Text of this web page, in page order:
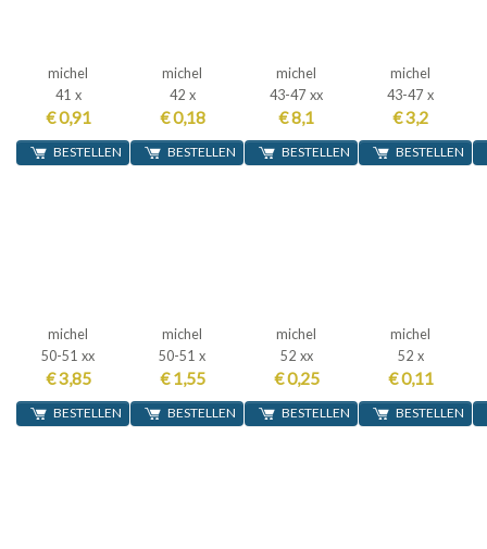
michel
41 x
€ 0,91
BESTELLEN
michel
42 x
€ 0,18
BESTELLEN
michel
43-47 xx
€ 8,1
BESTELLEN
michel
43-47 x
€ 3,2
BESTELLEN
michel
50-51 xx
€ 3,85
BESTELLEN
michel
50-51 x
€ 1,55
BESTELLEN
michel
52 xx
€ 0,25
BESTELLEN
michel
52 x
€ 0,11
BESTELLEN